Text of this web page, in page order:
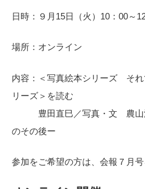
日時：９月15日（火）10：00～
場所：オンライン
内容：＜写真絵本シリーズ それ
リーズ＞を読む
豊田直巳／写真・文 農山
のその後ー
参加をご希望の方は、会報７月号